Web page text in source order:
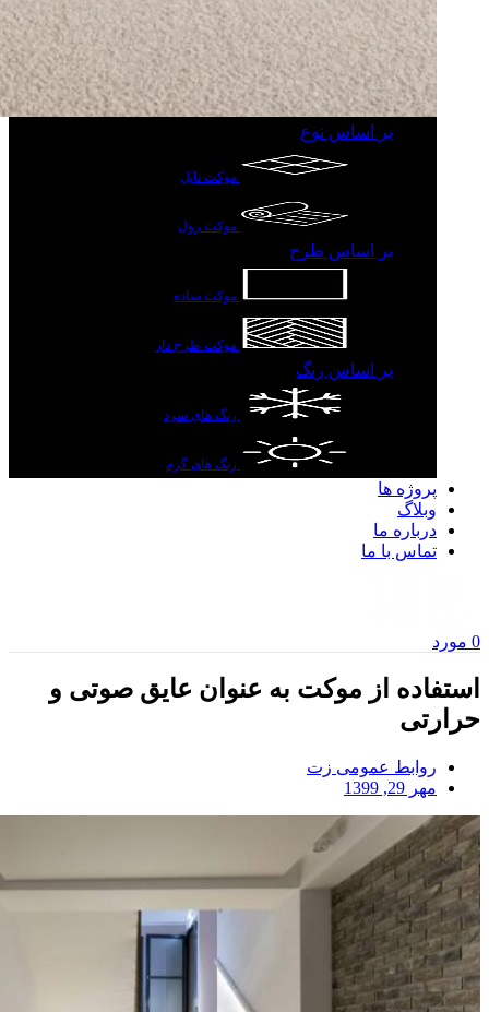
بر اساس نوع
موکت تایل
موکت رول
بر اساس طرح
موکت ساده
موکت طرح دار
بر اساس رنگ
رنگ های سرد
رنگ های گرم
پروژه ها
وبلاگ
درباره ما
تماس با ما
0 مورد
استفاده از موکت به عنوان عایق صوتی و
حرارتی
روابط عمومی زت
مهر 29, 1399